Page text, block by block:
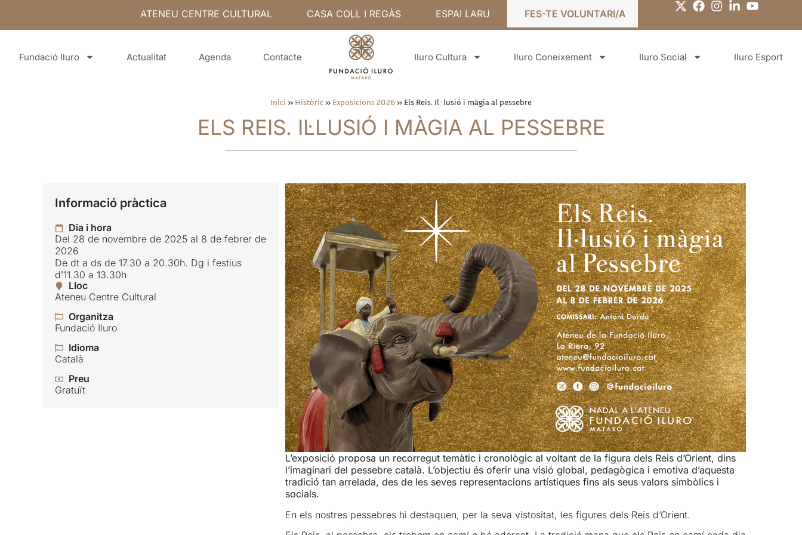
ATENEU CENTRE CULTURAL CASA COLL I REGÀS ESPAI LARU FES-TE VOLUNTARI/A
Fundació Iluro Actualitat Agenda Contacte Iluro Cultura Iluro Coneixement Iluro Social Iluro Esport
Inici » Històric» Exposicions 2026 » Els Reis. Il·lusió i màgia al pessebre
ELS REIS. IL·LUSIÓ I MÀGIA AL PESSEBRE
Informació pràctica
Dia i hora
Del 28 de novembre de 2025 al 8 de febrer de
2026
De dt a ds de 17.30 a 20.30h. Dg i festius
d’11.30 a 13.30h
Lloc
Ateneu Centre Cultural
Organitza
Fundació Iluro
Idioma
Català
Preu
Gratuït
L’exposició proposa un recorregut temàtic i cronològic al voltant de la figura dels Reis d’Orient, dins
l’imaginari del pessebre català. L’objectiu és oferir una visió global, pedagògica i emotiva d’aquesta
tradició tan arrelada, des de les seves representacions artístiques fins als seus valors simbòlics i
socials.
En els nostres pessebres hi destaquen, per la seva vistositat, les figures dels Reis d’Orient.